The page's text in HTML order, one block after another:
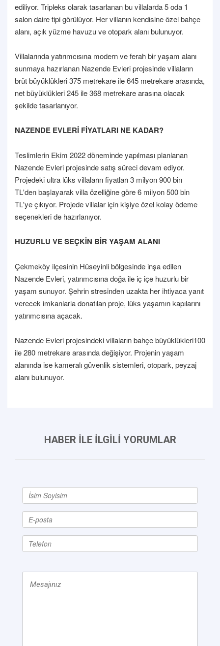
ediliyor. Tripleks olarak tasarlanan bu villalarda 5 oda 1
salon daire tipi görülüyor. Her villanın kendisine özel bahçe
alanı, açık yüzme havuzu ve otopark alanı bulunuyor.
Villalarında yatırımcısına modern ve ferah bir yaşam alanı
sunmaya hazırlanan Nazende Evleri projesinde villaların
brüt büyüklükleri 375 metrekare ile 645 metrekare arasında,
net büyüklükleri 245 ile 368 metrekare arasına olacak
şekilde tasarlanıyor.
NAZENDE EVLERİ FİYATLARI NE KADAR?
Teslimlerin Ekim 2022 döneminde yapılması planlanan
Nazende Evleri projesinde satış süreci devam ediyor.
Projedeki ultra lüks villaların fiyatları 3 milyon 900 bin
TL'den başlayarak villa özelliğine göre 6 milyon 500 bin
TL'ye çıkıyor. Projede villalar için kişiye özel kolay ödeme
seçenekleri de hazırlanıyor.
HUZURLU VE SEÇKİN BİR YAŞAM ALANI
Çekmeköy ilçesinin Hüseyinli bölgesinde inşa edilen
Nazende Evleri, yatırımcısına doğa ile iç içe huzurlu bir
yaşam sunuyor. Şehrin stresinden uzakta her ihtiyaca yanıt
verecek imkanlarla donatılan proje, lüks yaşamın kapılarını
yatırımcısına açacak.
Nazende Evleri projesindeki villaların bahçe büyüklükleri100
ile 280 metrekare arasında değişiyor. Projenin yaşam
alanında ise kameralı güvenlik sistemleri, otopark, peyzaj
alanı bulunuyor.
HABER İLE İLGİLİ YORUMLAR